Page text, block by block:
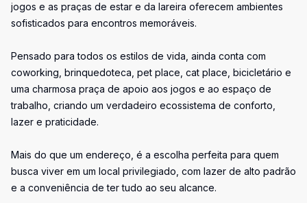
jogos e as praças de estar e da lareira oferecem ambientes
sofisticados para encontros memoráveis.
Pensado para todos os estilos de vida, ainda conta com
coworking, brinquedoteca, pet place, cat place, bicicletário e
uma charmosa praça de apoio aos jogos e ao espaço de
trabalho, criando um verdadeiro ecossistema de conforto,
lazer e praticidade.
Mais do que um endereço, é a escolha perfeita para quem
busca viver em um local privilegiado, com lazer de alto padrão
e a conveniência de ter tudo ao seu alcance.